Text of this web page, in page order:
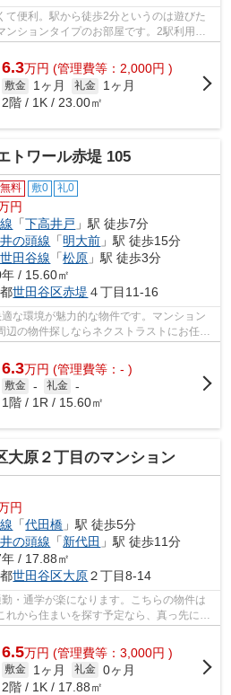
て便利。駅から徒歩2分というのは遊びた
ションタイプのお部屋です。2駅利用で
て使い...
6.3万円 (管理費等：2,000円 )
敷金 1ヶ月 礼金
1ヶ月
2階 / 1K / 23.00㎡
トワール赤堤 105
料 敷0 礼0
円
「下高井戸 」駅 徒歩7分
の頭線 「明大前 」駅 徒歩15分
田谷線 「松原 」駅 徒歩3分
/ 15.60㎡
世田谷区赤堤 ４丁目11-16
な環境が魅力的な物件です。マンション
辺の物件探しならネクストラストにお任せ
探し...
6.3万円 (管理費等：- )
敷金 - 礼金 -
1階 / 1R / 15.60㎡
大原２丁目のマンション
円
「代田橋 」駅 徒歩5分
の頭線 「新代田 」駅 徒歩11分
/ 17.88㎡
世田谷区大原２丁目8-14
・通学が楽になります。こちらの物件は
から住まいを探す予定なら、真っ先に03-
6.5万円 (管理費等：3,000円 )
敷金 1ヶ月 礼金 0ヶ月
2階 / 1K / 17.88㎡